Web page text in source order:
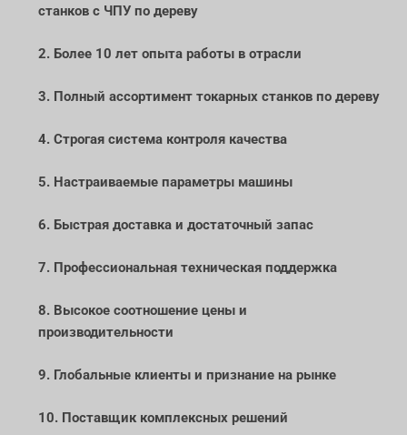
станков с ЧПУ по дереву
2. Более 10 лет опыта работы в отрасли
3. Полный ассортимент токарных станков по дереву
4. Строгая система контроля качества
5. Настраиваемые параметры машины
6. Быстрая доставка и достаточный запас
7. Профессиональная техническая поддержка
8. Высокое соотношение цены и
производительности
9. Глобальные клиенты и признание на рынке
10. Поставщик комплексных решений